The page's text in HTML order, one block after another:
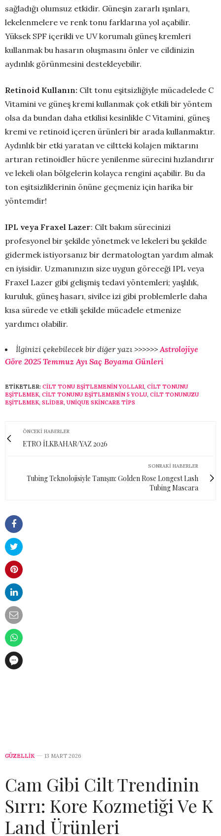
sağladığı olumsuz etkidir. Güneşin zararlı ışınları,
lekelenmelere ve renk tonu farklarına yol açabilir.
Yüksek SPF içerikli ve UV korumalı güneş kremleri
kullanmak bu hasarın oluşmasını önler ve cildinizin
aydınlık görünmesini destekleyebilir.
Retinoid Kullanın: Cilt tonu eşitsizliğiyle mücadelede C
Vitamini ve güneş kremi kullanmak çok etkili bir yöntem
olsa da bundan daha etkilisi kesinlikle C Vitamini, güneş
kremi ve retinoid içeren ürünleri bir arada kullanmaktır.
Aydınlık bir etki yaratan ve ciltteki kolajen miktarını
artıran retinoidler hücre yenilenme sürecini hızlandırır
ve lekeli olan bölgelerin kolayca rengini açabilir. Bu da
ton eşitsizliklerinin önüne geçmeniz için harika bir
yöntemdir!
IPL veya Fraxel Lazer: Cilt bakım sürecinizi
profesyonel bir şekilde yönetmek ve lekeleri bu şekilde
gidermek istiyorsanız bir dermatologtan yardım almak
en iyisidir. Uzmanınızın size uygun göreceği IPL veya
Fraxel Lazer gibi gelişmiş tedavi yöntemleri; yaşlılık,
kuruluk, güneş hasarı, sivilce izi gibi problemlerle daha
kısa sürede ve etkili şekilde mücadele etmenize
yardımcı olabilir.
İlginizi çekebilecek bir diğer yazı >>>>>> Astrolojiye
Göre 2025 Temmuz Ayı Saç Boyama Günleri
ETIKETLER: CILT TONU EŞITLEMENIN YOLLARI, CILT TONUNU
EŞITLEMEK, CILT TONUNU EŞITLEMENIN 5 YOLU, CILT TONUNUZU
EŞITLEMEK, SLİDER, UNIQUE SKINCARE TIPS
ÖNCEKI HABERLER
ETRO İLKBAHAR/YAZ 2026
SONRAKI HABERLER
Tubing Teknolojisiyle Tanışın: Golden Rose Longest Lash
Tubing Mascara
GÜZELLİK 13 MART 2026
Cam Gibi Cilt Trendinin
Sırrı: Kore Kozmetiği Ve K
Land Ürünleri